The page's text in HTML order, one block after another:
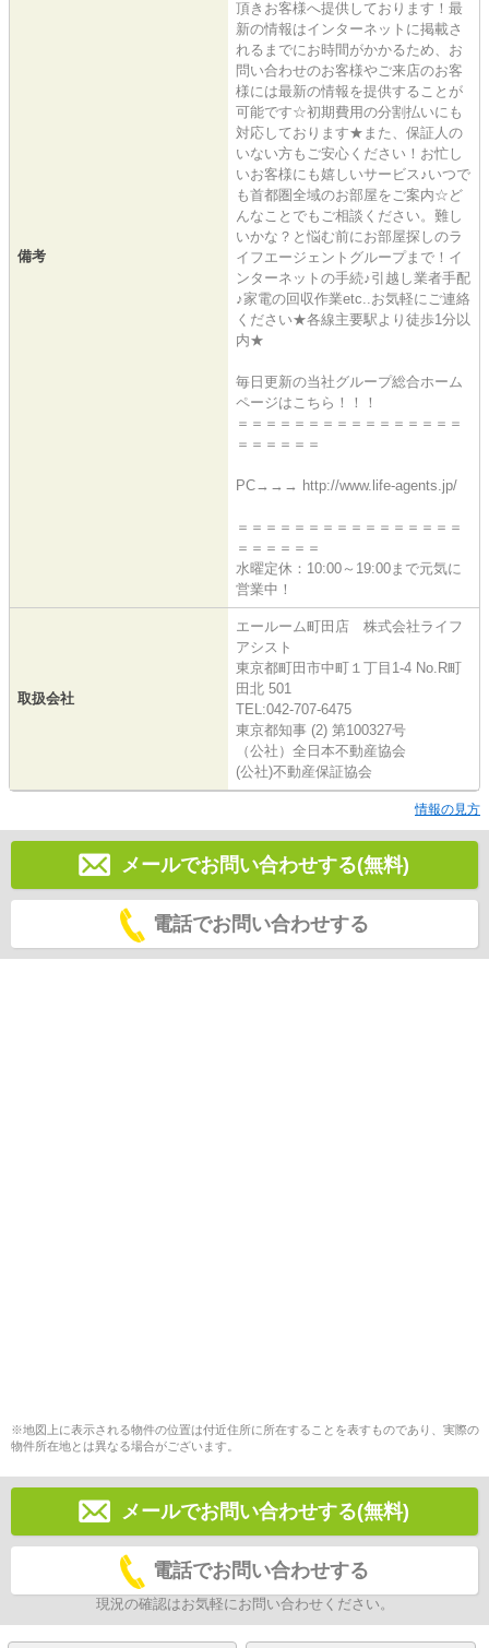
備考
頂きお客様へ提供しております！最
新の情報はインターネットに掲載さ
れるまでにお時間がかかるため、お
問い合わせのお客様やご来店のお客
様には最新の情報を提供することが
可能です☆初期費用の分割払いにも
対応しております★また、保証人の
いない方もご安心ください！お忙し
いお客様にも嬉しいサービス♪いつで
も首都圏全域のお部屋をご案内☆ど
んなことでもご相談ください。難し
いかな？と悩む前にお部屋探しのラ
イフエージェントグループまで！イ
ンターネットの手続♪引越し業者手配
♪家電の回収作業etc..お気軽にご連絡
ください★各線主要駅より徒歩1分以
内★
毎日更新の当社グループ総合ホーム
ページはこちら！！！
＝＝＝＝＝＝＝＝＝＝＝＝＝＝＝＝
＝＝＝＝＝＝
PC→→→ http://www.life-agents.jp/
＝＝＝＝＝＝＝＝＝＝＝＝＝＝＝＝
＝＝＝＝＝＝
水曜定休：10:00～19:00まで元気に
営業中！
取扱会社
エールーム町田店 株式会社ライフ
アシスト
東京都町田市中町１丁目1-4 No.R町
田北 501
TEL:042-707-6475
東京都知事 (2) 第100327号
（公社）全日本不動産協会
(公社)不動産保証協会
情報の見方
メールでお問い合わせする(無料)
電話でお問い合わせする
※地図上に表示される物件の位置は付近住所に所在することを表すものであり、実際の
物件所在地とは異なる場合がございます。
メールでお問い合わせする(無料)
電話でお問い合わせする
現況の確認はお気軽にお問い合わせください。